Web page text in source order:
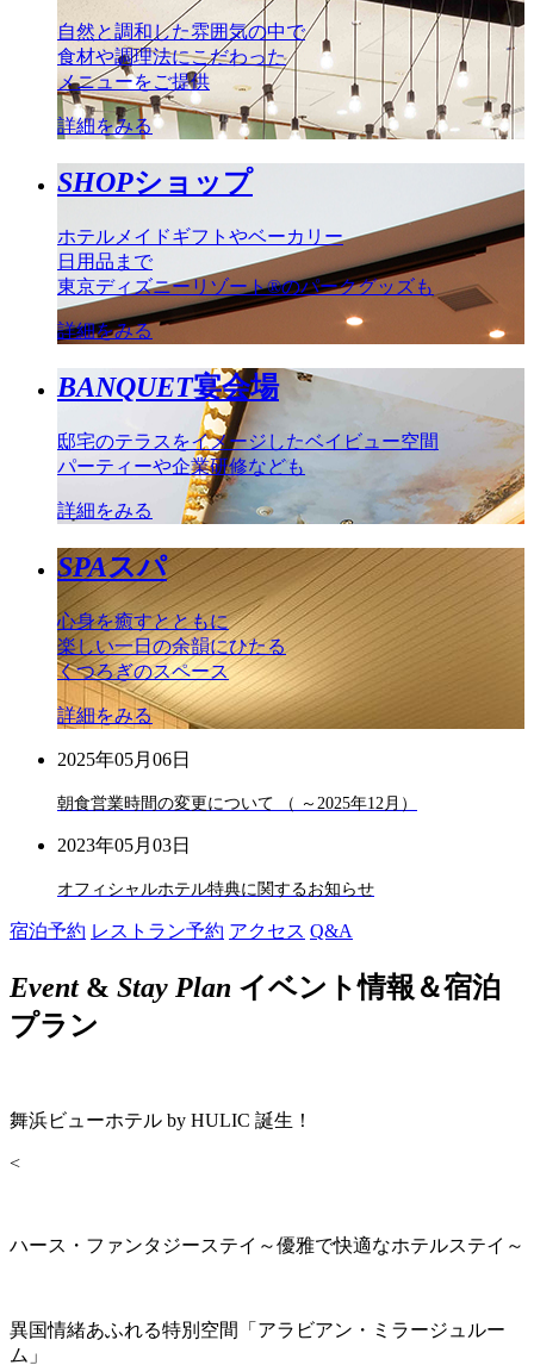
自然と調和した雰囲気の中で
食材や調理法にこだわった
メニューをご提供
詳細をみる
SHOPショップ
ホテルメイドギフトやベーカリー
日用品まで
東京ディズニーリゾート®のパークグッズも
詳細をみる
BANQUET宴会場
邸宅のテラスをイメージしたベイビュー空間
パーティーや企業研修なども
詳細をみる
SPAスパ
心身を癒すとともに
楽しい一日の余韻にひたる
くつろぎのスペース
詳細をみる
2025年05月06日
朝食営業時間の変更について （ ～2025年12月）
2023年05月03日
オフィシャルホテル特典に関するお知らせ
宿泊予約 レストラン予約 アクセス Q&A
Event& Stay Plan イベント情報＆宿泊
プラン
舞浜ビューホテル by HULIC 誕生！
<
ハース・ファンタジーステイ～優雅で快適なホテルステイ～
異国情緒あふれる特別空間「アラビアン・ミラージュルー
ム」